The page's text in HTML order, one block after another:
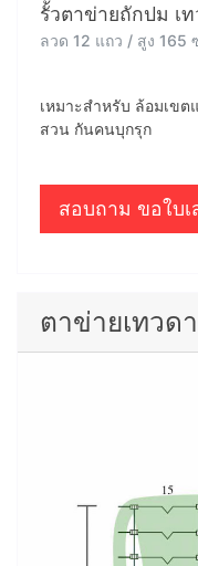
รั้วตาข่ายถักปม เ
ลวด 12 แถว / สูง 165
เหมาะสำหรับ ล้อมเข
สวน กันคนบุกรุก
สอบถาม ขอใบเ
ตาข่ายเทวด